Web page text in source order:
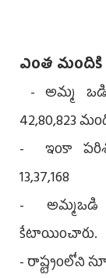
ఎంత మందికి
- అమ్మ
42,80,823
- ఇంకా
13,37,168
- అమ్మఒడి
కేటాయించారు.
- రాష్ట్రంలోని